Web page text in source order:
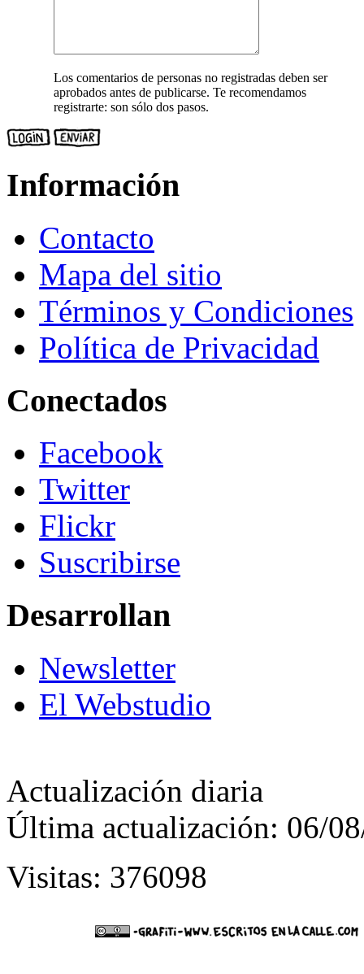
Los comentarios de personas no registradas deben ser
aprobados antes de publicarse. Te recomendamos
registrarte: son sólo dos pasos.
Información
Contacto
Mapa del sitio
Términos y Condiciones
Política de Privacidad
Conectados
Facebook
Twitter
Flickr
Suscribirse
Desarrollan
Newsletter
El Webstudio
Actualización diaria
Última actualización: 06/
Visitas: 376098